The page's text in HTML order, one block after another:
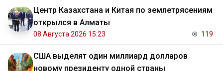
Центр Казахстана и Китая по землетрясениям
открылся в Алматы
08 Августа 2026 15:23 119
США выделят один миллиард долларов
новому президенту одной страны